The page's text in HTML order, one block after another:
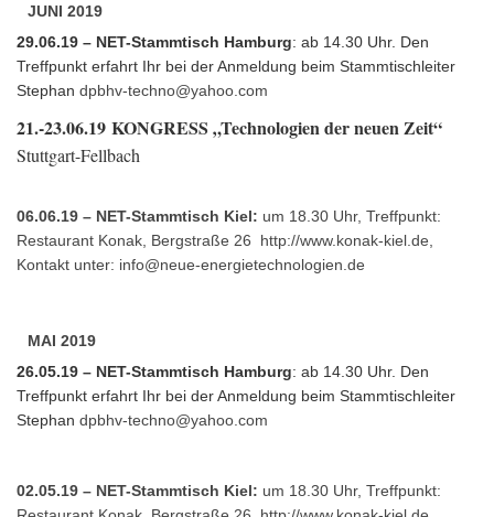
JUNI 2019
29.06.19 – NET-Stammtisch Hamburg: ab 14.30 Uhr. Den
Treffpunkt erfahrt Ihr bei der Anmeldung beim Stammtischleiter
Stephan dpbhv-techno@yahoo.com
21.-23.06.19 KONGRESS „Technologien der neuen Zeit“
Stuttgart-Fellbach
06.06.19 – NET-Stammtisch Kiel: um 18.30 Uhr, Treffpunkt:
Restaurant Konak, Bergstraße 26 http://www.konak-kiel.de
Kontakt unter: info@neue-energietechnologien.de
MAI 2019
26.05.19 – NET-Stammtisch Hamburg: ab 14.30 Uhr. Den
Treffpunkt erfahrt Ihr bei der Anmeldung beim Stammtischleiter
Stephan dpbhv-techno@yahoo.com
02.05.19 – NET-Stammtisch Kiel: um 18.30 Uhr, Treffpunkt: